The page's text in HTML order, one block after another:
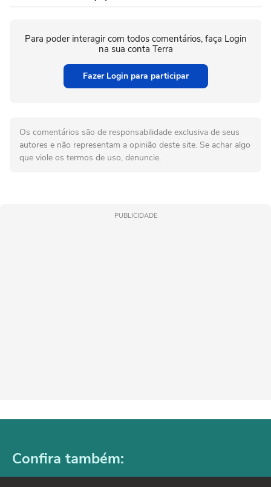
Para poder interagir com todos comentários, faça Login
na sua conta Terra
Fazer Login para participar
Os comentários são de responsabilidade exclusiva de seus
autores e não representam a opinião deste site. Se achar algo
que viole os termos de uso, denuncie.
PUBLICIDADE
Confira também: